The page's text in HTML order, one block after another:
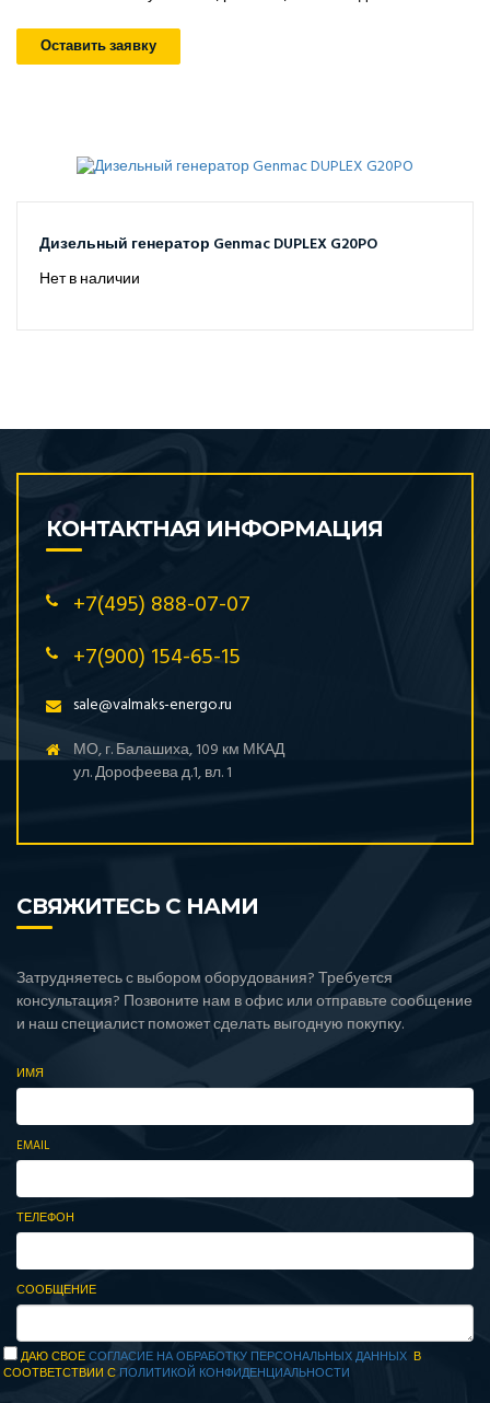
Оставить заявку
Дизельный генератор Genmac DUPLEX G20PO
Нет в наличии
КОНТАКТНАЯ ИНФОРМАЦИЯ
+7(495) 888-07-07
+7(900) 154-65-15
sale@valmaks-energo.ru
МО, г. Балашиха, 109 км МКАД
ул. Дорофеева д.1, вл. 1
СВЯЖИТЕСЬ С НАМИ
Затрудняетесь с выбором оборудования? Требуется
консультация? Позвоните нам в офис или отправьте сообщение
и наш специалист поможет сделать выгодную покупку.
ИМЯ
EMAIL
ТЕЛЕФОН
СООБЩЕНИЕ
ДАЮ СВОЕСОГЛАСИЕ НА ОБРАБОТКУ ПЕРСОНАЛЬНЫХ ДАННЫХ В
СООТВЕТСТВИИ СПОЛИТИКОЙ КОНФИДЕНЦИАЛЬНОСТИ